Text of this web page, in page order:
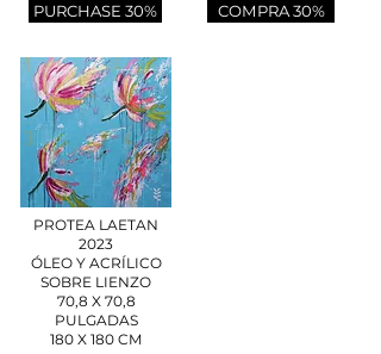
PURCHASE 30% COMPRA 30%
PROTEA LAETAN
2023
ÓLEO Y ACRÍLICO
SOBRE LIENZO
70,8 X 70,8
PULGADAS
180 X 180 CM